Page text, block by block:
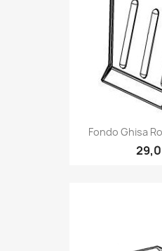
Fondo Ghisa